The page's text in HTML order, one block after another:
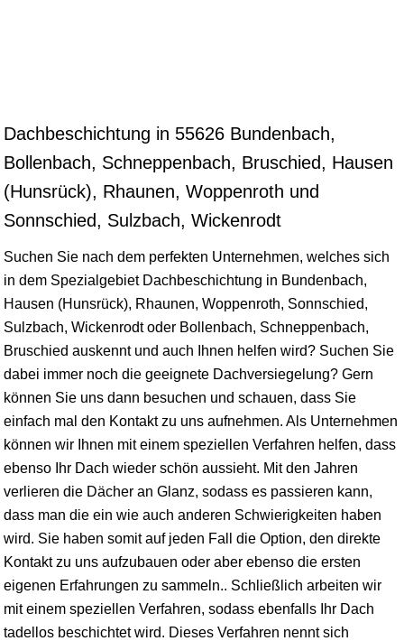
Dachbeschichtung in 55626 Bundenbach,
Bollenbach, Schneppenbach, Bruschied, Hausen
(Hunsrück), Rhaunen, Woppenroth und
Sonnschied, Sulzbach, Wickenrodt
Suchen Sie nach dem perfekten Unternehmen, welches sich
in dem Spezialgebiet Dachbeschichtung in Bundenbach,
Hausen (Hunsrück), Rhaunen, Woppenroth, Sonnschied,
Sulzbach, Wickenrodt oder Bollenbach, Schneppenbach,
Bruschied auskennt und auch Ihnen helfen wird? Suchen Sie
dabei immer noch die geeignete Dachversiegelung? Gern
können Sie uns dann besuchen und schauen, dass Sie
einfach mal den Kontakt zu uns aufnehmen. Als Unternehmen
können wir Ihnen mit einem speziellen Verfahren helfen, dass
ebenso Ihr Dach wieder schön aussieht. Mit den Jahren
verlieren die Dächer an Glanz, sodass es passieren kann,
dass man die ein wie auch anderen Schwierigkeiten haben
wird. Sie haben somit auf jeden Fall die Option, den direkte
Kontakt zu uns aufzubauen oder aber ebenso die ersten
eigenen Erfahrungen zu sammeln.. Schließlich arbeiten wir
mit einem speziellen Verfahren, sodass ebenfalls Ihr Dach
tadellos beschichtet wird. Dieses Verfahren nennt sich